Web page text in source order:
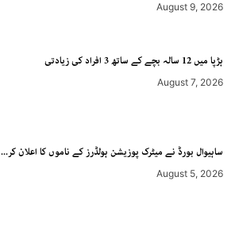
August 9, 2026
ہڑپا میں 12 سالہ بچے کے ساتھ 3 افراد کی زیادتی
August 7, 2026
ساہیوال بورڈ نے میٹرک پوزیشن ہولڈرز کے ناموں کا اعلان کر...
August 5, 2026